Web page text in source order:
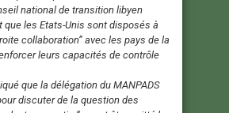
national de transition libyen
que les Etats-Unis sont disposés à
collaboration” avec les pays de la
leurs capacités de contrôle
que la délégation du MANPADS
discuter de la question des